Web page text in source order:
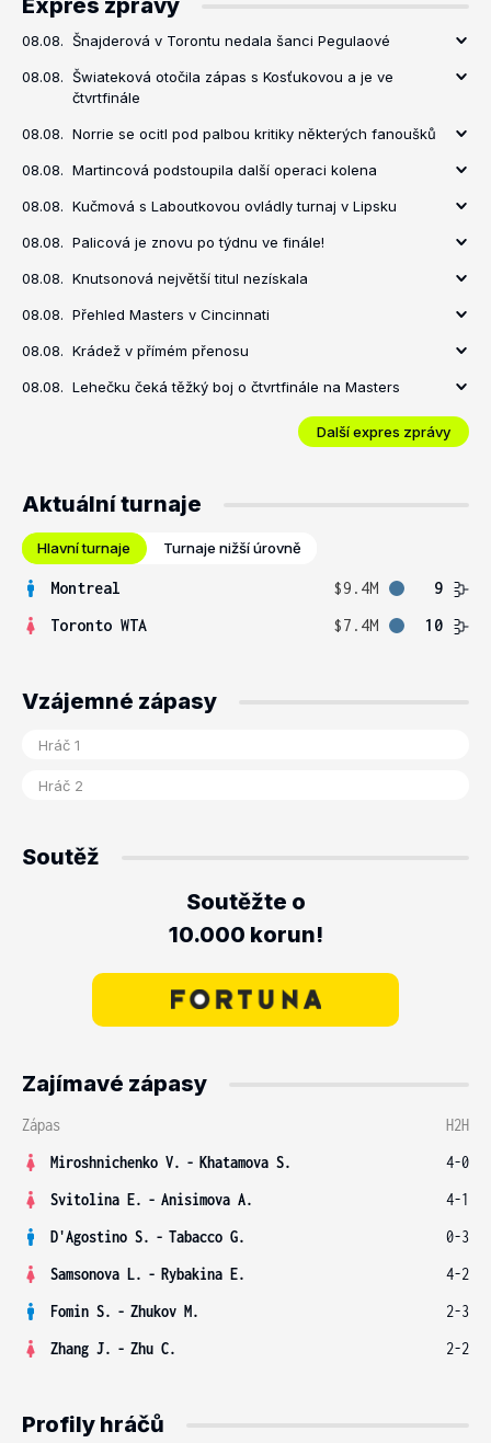
Expres zprávy
08.08. Šnajderová v Torontu nedala šanci Pegulaové
08.08. Šwiateková otočila zápas s Kosťukovou a je ve
čtvrtfinále
08.08. Norrie se ocitl pod palbou kritiky některých fanoušků
08.08. Martincová podstoupila další operaci kolena
08.08. Kučmová s Laboutkovou ovládly turnaj v Lipsku
08.08. Palicová je znovu po týdnu ve finále!
08.08. Knutsonová největší titul nezískala
08.08. Přehled Masters v Cincinnati
08.08. Krádež v přímém přenosu
08.08. Lehečku čeká těžký boj o čtvrtfinále na Masters
Další expres zprávy
Aktuální turnaje
Hlavní turnaje Turnaje nižší úrovně
Montreal $9.4M
9
Toronto WTA
$7.4M 10
Vzájemné zápasy
Soutěž
Soutěžte o
10.000 korun!
Zajímavé zápasy
Zápas
H2H
Miroshnichenko V. - Khatamova S.
4-0
Svitolina E. - Anisimova A.
4-1
D'Agostino S. - Tabacco G.
0-3
Samsonova L. - Rybakina E.
4-2
Fomin S. - Zhukov M.
2-3
Zhang J. - Zhu C. 2-2
Profily hráčů